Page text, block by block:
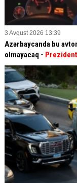
3 Avqust 2026 13:39
Azərbaycanda bu
olmayacaq -